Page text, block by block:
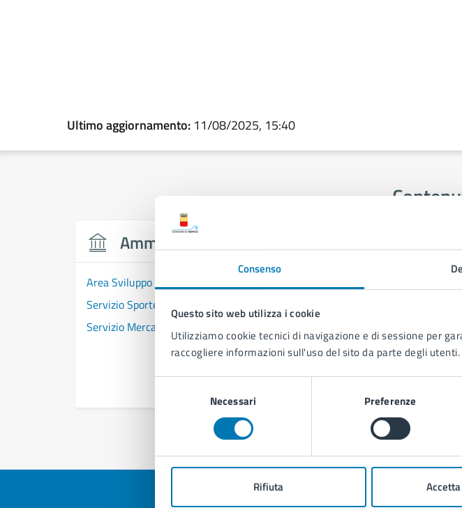
Consenso
Questo sito web utilizza i cookie
Utilizziamo cookie tecnici di navigazione e di sessione per
raccogliere informazioni sull'uso del sito da parte degli utenti.
Necessari Preferenze
Rifiuta
Ultimo aggiornamento: 11/08/2025, 15:40
Amministrazione
Area Sviluppo Economico
Servizio Sportello Unico Attività Produttive
Servizio Mercati